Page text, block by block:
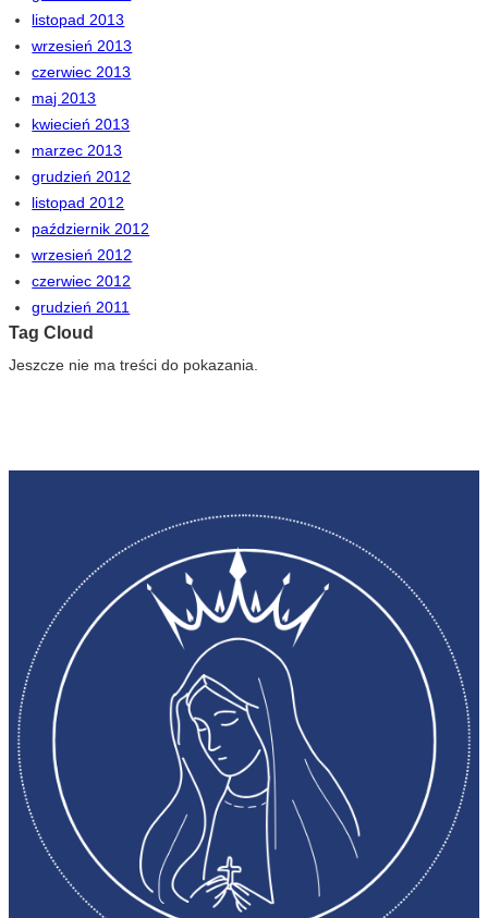
listopad 2013
wrzesień 2013
czerwiec 2013
maj 2013
kwiecień 2013
marzec 2013
grudzień 2012
listopad 2012
październik 2012
wrzesień 2012
czerwiec 2012
grudzień 2011
Tag Cloud
Jeszcze nie ma treści do pokazania.